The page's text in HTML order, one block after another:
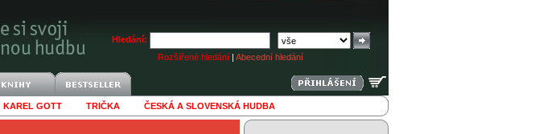
Hledání:
Rozšířené hledání | Abecední hledání
KAREL GOTT TRIČKA ČESKÁ A SLOVENSKÁ HUDBA